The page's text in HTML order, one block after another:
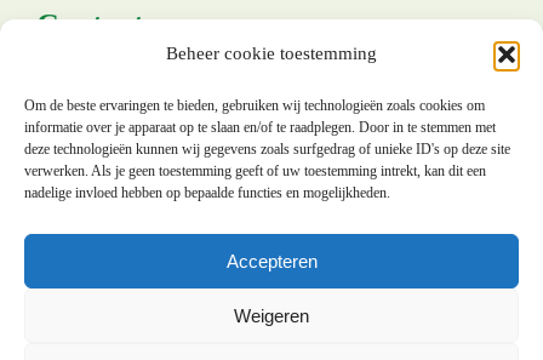
Beheer cookie toestemming
Om de beste ervaringen te bieden, gebruiken wij technologieën zoals cookies om
informatie over je apparaat op te slaan en/of te raadplegen. Door in te stemmen met
deze technologieën kunnen wij gegevens zoals surfgedrag of unieke ID's op deze site
verwerken. Als je geen toestemming geeft of uw toestemming intrekt, kan dit een
nadelige invloed hebben op bepaalde functies en mogelijkheden.
Accepteren
Weigeren
Contacteer ons
Straatsburgdok-Noordkaai 21 bus 3
info@actiphone.be